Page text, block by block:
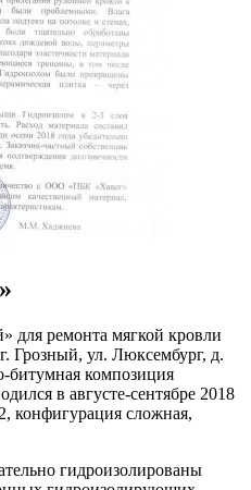
ремонта мягкой кровли
Грозный, ул. Люксембург, д.
битумная композиция
в августе-сентябре 2018
конфигурация сложная,
гидроизолированы